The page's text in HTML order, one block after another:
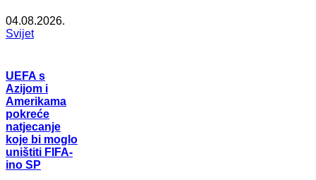
04.08.2026.
Svijet
UEFA s
Azijom i
Amerikama
pokreće
natjecanje
koje bi moglo
uništiti FIFA-
ino SP